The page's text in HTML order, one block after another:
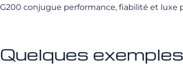
G200 conjugue performance, fiabilité et luxe
Quelques